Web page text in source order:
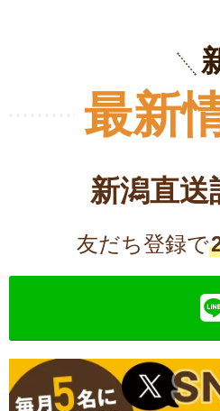
最新
新潟直送
友だち登録で